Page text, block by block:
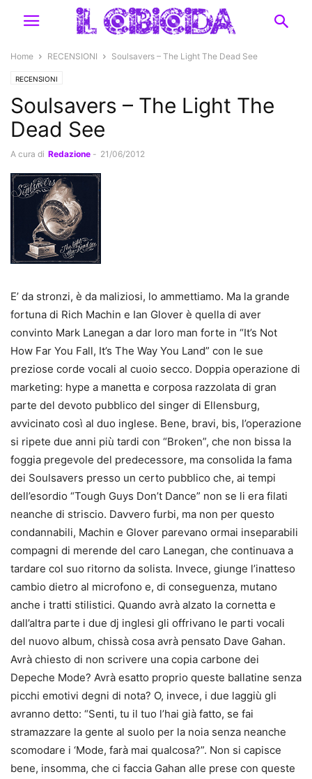
Home RECENSIONI Soulsavers – The Light The Dead See
RECENSIONI
Soulsavers – The Light The
Dead See
A cura di Redazione - 21/06/2012
E’ da stronzi, è da maliziosi, lo ammettiamo. Ma la grande
fortuna di Rich Machin e Ian Glover è quella di aver
convinto Mark Lanegan a dar loro man forte in “It’s Not
How Far You Fall, It’s The Way You Land” con le sue
preziose corde vocali al cuoio secco. Doppia operazione di
marketing: hype a manetta e corposa razzolata di gran
parte del devoto pubblico del singer di Ellensburg,
avvicinato così al duo inglese. Bene, bravi, bis, l’operazione
si ripete due anni più tardi con “Broken”, che non bissa la
foggia pregevole del predecessore, ma consolida la fama
dei Soulsavers presso un certo pubblico che, ai tempi
dell’esordio “Tough Guys Don’t Dance” non se li era filati
neanche di striscio. Davvero furbi, ma non per questo
condannabili, Machin e Glover parevano ormai inseparabili
compagni di merende del caro Lanegan, che continuava a
tardare col suo ritorno da solista. Invece, giunge l’inatteso
cambio dietro al microfono e, di conseguenza, mutano
anche i tratti stilistici. Quando avrà alzato la cornetta e
dall’altra parte i due dj inglesi gli offrivano le parti vocali
del nuovo album, chissà cosa avrà pensato Dave Gahan.
Avrà chiesto di non scrivere una copia carbone dei
Depeche Mode? Avrà esatto proprio queste ballatine senza
picchi emotivi degni di nota? O, invece, i due laggiù gli
avranno detto: “Senti, tu il tuo l’hai già fatto, se fai
stramazzare la gente al suolo per la noia senza neanche
scomodare i ‘Mode, farà mai qualcosa?”. Non si capisce
bene, insomma, che ci faccia Gahan alle prese con queste